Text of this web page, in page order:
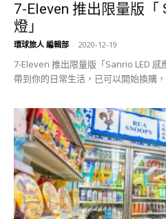
7-Eleven 推出限量版「
燈」
環球旅人 編輯部 - 2020-12-19
7-Eleven 推出限量版「Sanrio LED
帶到你的日常生活，已可以開始換購